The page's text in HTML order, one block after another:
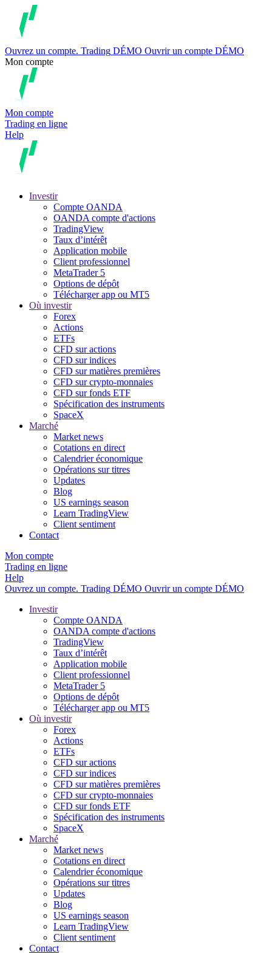
Ouvrez un compte. Trading DÉMO Ouvrir un compte DÉMO
Mon compte
Mon compte
Trading en ligne
Help
Investir
Compte OANDA
OANDA compte d'actions
TradingView
Taux d’intérêt
Application mobile
Client professionnel
MetaTrader 5
Options de dépôt
Télécharger app ou MT5
Où investir
Forex
Actions
ETFs
CFD sur actions
CFD sur indices
CFD sur matières premières
CFD sur crypto-monnaies
CFD sur fonds ETF
Spécification des instruments
SpaceX
Marché
Market news
Cotations en direct
Calendrier économique
Opérations sur titres
Updates
Blog
US earnings season
Learn TradingView
Client sentiment
Contact
Mon compte
Trading en ligne
Help
Ouvrez un compte. Trading DÉMO Ouvrir un compte DÉMO
Investir
Compte OANDA
OANDA compte d'actions
TradingView
Taux d’intérêt
Application mobile
Client professionnel
MetaTrader 5
Options de dépôt
Télécharger app ou MT5
Où investir
Forex
Actions
ETFs
CFD sur actions
CFD sur indices
CFD sur matières premières
CFD sur crypto-monnaies
CFD sur fonds ETF
Spécification des instruments
SpaceX
Marché
Market news
Cotations en direct
Calendrier économique
Opérations sur titres
Updates
Blog
US earnings season
Learn TradingView
Client sentiment
Contact